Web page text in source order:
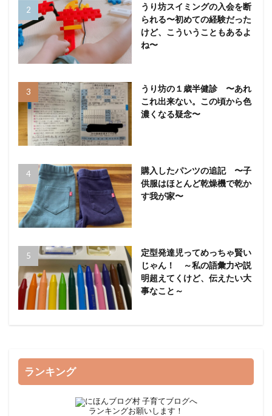
うり坊スイミングの入会を断
られる〜初めての経験だった
けど、こういうこともあるよ
ね〜
うり坊の１歳半健診 〜あれ
これ出来ない。この頃から色
濃くなる疑念〜
購入したパンツの追記 〜子
供服はほとんど乾燥機で乾か
す我が家〜
定型発達児ってめっちゃ賢い
じゃん！ ～私の語彙力や説
明超えてくけど、伝えたい大
事なこと～
ランキング
ランキングお願いします！